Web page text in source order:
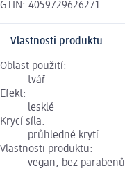
GTIN: 4059729626271
Vlastnosti produktu
Oblast použití:
tvář
Efekt:
lesklé
Krycí síla:
průhledné krytí
Vlastnosti produktu:
vegan, bez parabenů